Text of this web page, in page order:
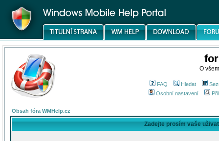
O
FAQ Hledat
Osobní nastavení
Obsah fóra WMHelp.cz
Zadejte prosím vaše